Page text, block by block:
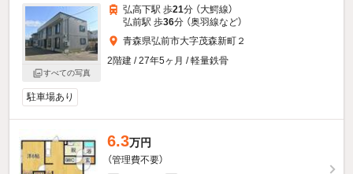
すべての写真
弘高下駅 歩21分 （大鰐線）
弘前駅 歩36分 （奥羽線など）
青森県弘前市大字茂森新町２
2階建 / 27年5ヶ月 / 軽量鉄骨
駐車場あり
6.3万円
（管理費不要）